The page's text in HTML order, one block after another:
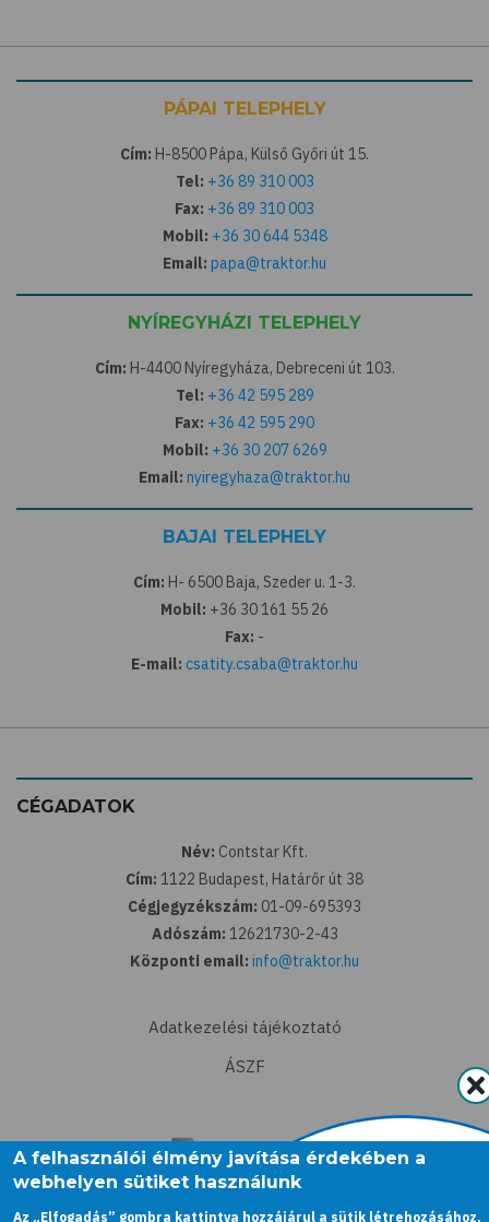
PÁPAI TELEPHELY
Cím: H-8500 Pápa, Külső Győri út 15.
Tel: +36 89 310 003
Fax: +36 89 310 003
Mobil: +36 30 644 5348
Email: papa@traktor.hu
NYÍREGYHÁZI TELEPHELY
Cím: H-4400 Nyíregyháza, Debreceni út 103.
Tel: +36 42 595 289
Fax: +36 42 595 290
Mobil: +36 30 207 6269
Email: nyiregyhaza@traktor.hu
BAJAI TELEPHELY
Cím: H- 6500 Baja, Szeder u. 1-3.
Mobil: +36 30 161 55 26
Fax: -
E-mail: csatity.csaba@traktor.hu
CÉGADATOK
Név: Contstar Kft.
Cím: 1122 Budapest, Határőr út 38
Cégjegyzékszám: 01-09-695393
Adószám: 12621730-2-43
Központi email: info@traktor.hu
Adatkezelési tájékoztató
ÁSZF
A felhasználói élmény javítása érdekében a
webhelyen sütiket használunk
Az „Elfogadás” gombra kattintva hozzájárul a sütik létrehozásához.